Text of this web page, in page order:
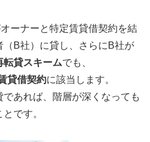
ーナーと特定賃貸借契約を結
B社）に貸し、さらにB社が
転貸スキームでも、
貸借契約に該当します。
あれば、階層が深くなっても
です。